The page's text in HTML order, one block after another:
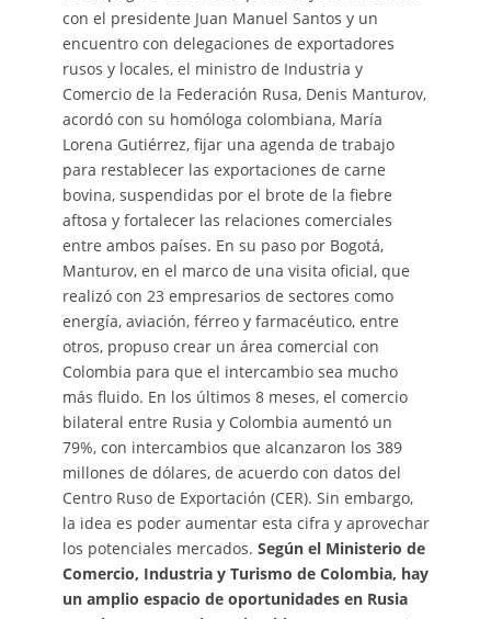
con el presidente Juan Manuel Santos y un
encuentro con delegaciones de exportadores
rusos y locales, el ministro de Industria y
Comercio de la Federación Rusa, Denis Manturov,
acordó con su homóloga colombiana, María
Lorena Gutiérrez, fijar una agenda de trabajo
para restablecer las exportaciones de carne
bovina, suspendidas por el brote de la fiebre
aftosa y fortalecer las relaciones comerciales
entre ambos países. En su paso por Bogotá,
Manturov, en el marco de una visita oficial, que
realizó con 23 empresarios de sectores como
energía, aviación, férreo y farmacéutico, entre
otros, propuso crear un área comercial con
Colombia para que el intercambio sea mucho
más fluido. En los últimos 8 meses, el comercio
bilateral entre Rusia y Colombia aumentó un
79%, con intercambios que alcanzaron los 389
millones de dólares, de acuerdo con datos del
Centro Ruso de Exportación (CER). Sin embargo,
la idea es poder aumentar esta cifra y aprovechar
los potenciales mercados. Según el Ministerio de
Comercio, Industria y Turismo de Colombia, hay
un amplio espacio de oportunidades en Rusia